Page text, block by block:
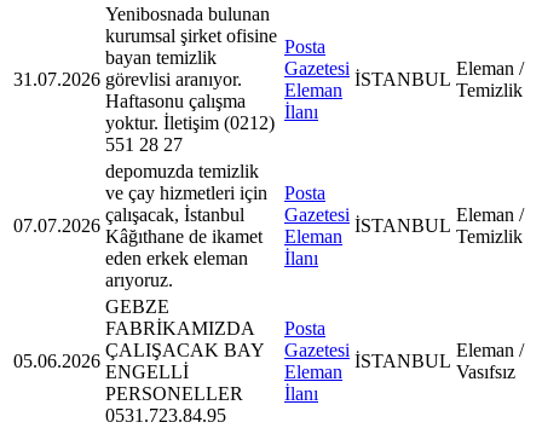
31.07.2026
Yenibosnada bulunan
kurumsal şirket ofisine
bayan temizlik
görevlisi aranıyor.
Haftasonu çalışma
yoktur. İletişim (0212)
551 28 27
Posta
Gazetesi
Eleman
İlanı
İSTANBUL
Eleman /
Temizlik
07.07.2026
depomuzda temizlik
ve çay hizmetleri için
çalışacak, İstanbul
Kâğıthane de ikamet
eden erkek eleman
arıyoruz.
Posta
Gazetesi
Eleman
İlanı
İSTANBUL
Eleman /
Temizlik
05.06.2026
GEBZE
FABRİKAMIZDA
ÇALIŞACAK BAY
ENGELLİ
PERSONELLER
0531.723.84.95
Posta
Gazetesi
Eleman
İlanı
İSTANBUL
Eleman /
Vasıfsız